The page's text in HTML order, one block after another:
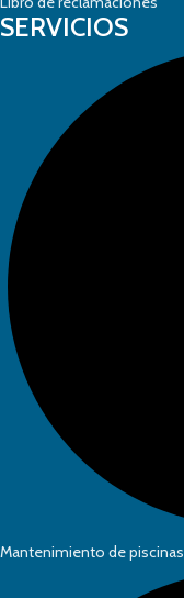
SERVICIOS
Mantenimiento de piscinas